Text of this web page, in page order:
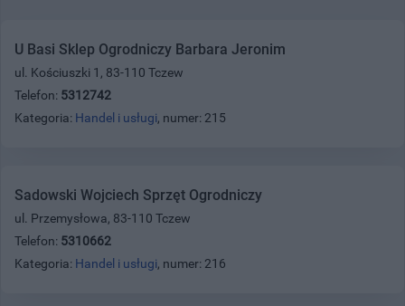
U Basi Sklep Ogrodniczy Barbara Jeronim
ul. Kościuszki 1, 83-110 Tczew
Telefon: 5312742
Kategoria: Handel i usługi, numer: 215
Sadowski Wojciech Sprzęt Ogrodniczy
ul. Przemysłowa, 83-110 Tczew
Telefon: 5310662
Kategoria: Handel i usługi, numer: 216